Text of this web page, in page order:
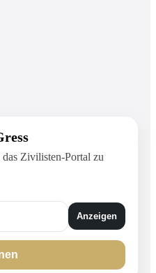
Zivilisten-Portal zu
Anzeigen